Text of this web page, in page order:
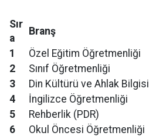
Sır
a
Branş
1
Özel Eğitim Öğretmenliği
2
Sınıf Öğretmenliği
3
Din Kültürü ve Ahlak Bilgisi
4
İngilizce Öğretmenliği
5
Rehberlik (PDR)
6
Okul Öncesi Öğretmenliği